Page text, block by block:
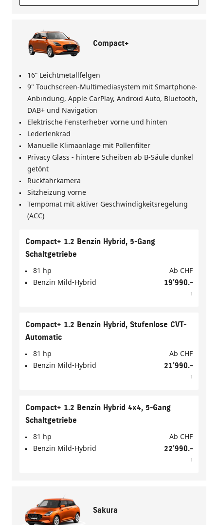
Compact+
16” Leichtmetallfelgen
9" Touchscreen-Multimediasystem mit Smartphone-
Anbindung, Apple CarPlay, Android Auto, Bluetooth,
DAB+ und Navigation
Elektrische Fensterheber vorne und hinten
Lederlenkrad
Manuelle Klimaanlage mit Pollenfilter
Privacy Glass - hintere Scheiben ab B-Säule dunkel
getönt
Rückfahrkamera
Sitzheizung vorne
Tempomat mit aktiver Geschwindigkeitsregelung
(ACC)
Compact+ 1.2 Benzin Hybrid, 5-Gang
Schaltgetriebe
81 hp
Benzin Mild-Hybrid
Ab CHF
19'990.–
1
Compact+ 1.2 Benzin Hybrid, Stufenlose CVT-
Automatic
81 hp
Benzin Mild-Hybrid
Ab CHF
21'990.–
1
Compact+ 1.2 Benzin Hybrid 4x4, 5-Gang
Schaltgetriebe
81 hp
Benzin Mild-Hybrid
Ab CHF
22'990.–
1
Sakura